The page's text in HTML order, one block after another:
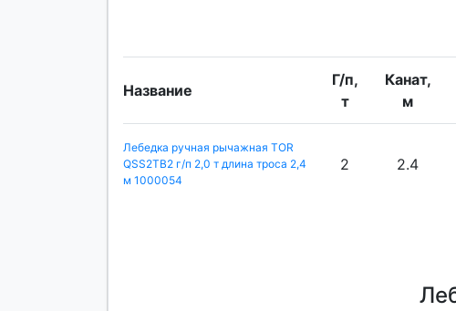
Название
Г/п,
т
Канат,
м
Лебедка ручная рычажная TOR
QSS2TB2 г/п 2,0 т длина троса 2,4
м 1000054
2 2.4